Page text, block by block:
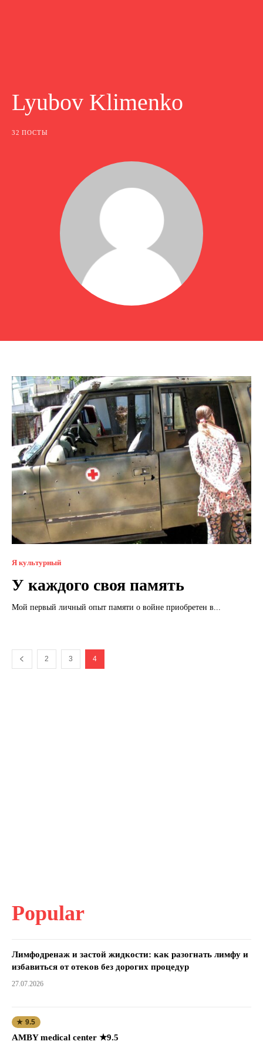
Lyubov Klimenko
32 ПОСТЫ
Я культурный
У каждого своя память
Мой первый личный опыт памяти о войне приобретен в...
2 3 4
Popular
Лимфодренаж и застой жидкости: как разогнать лимфу и
избавиться от отеков без дорогих процедур
27.07.2026
★ 9.5
AMBY medical center ★9.5